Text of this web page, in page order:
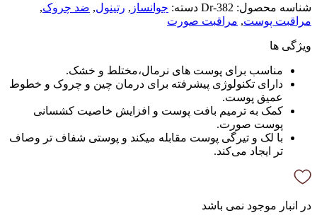
شناسه محصول: Dr-382 دسته: جوانساز , رتینول, ضد چروک,
مراقبت پوست, مراقبت صورت
ویژگی ها
مناسب برای پوست های نرمال،مختلط و خشک.
دارای تکنولوژی پیشرفته برای درمان چین و چروک و خطوط
عمیق پوست.
کمک به ترمیم بافت پوست و افزایش خاصیت کشسانی
پوست صورت.
با لک و تیرگی پوست مقابله میکند و پوستی شفاف تر وصاف
تر ایجاد می‌کند.
در انبار موجود نمی باشد